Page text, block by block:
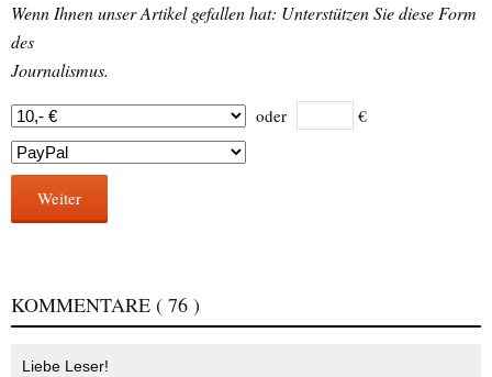
Wenn Ihnen unser Artikel gefallen hat: Unterstützen Sie diese Form
des
Journalismus.
oder €
Weiter
KOMMENTARE ( 76 )
Liebe Leser!